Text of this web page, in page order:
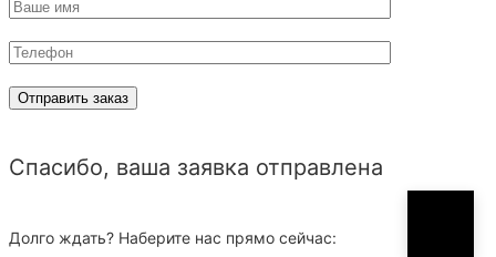
Спасибо, ваша заявка отправлена
Долго ждать? Наберите нас прямо сейчас: